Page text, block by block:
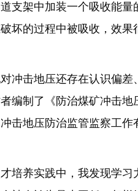
支架中加装一个吸收能
坏的过程中被吸收，效果
击地压还存在认识偏差
编制了《防治煤矿冲击
击地压防治监管监察工
养实践中，我发现学习